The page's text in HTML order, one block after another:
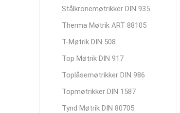
Stålkronemøtrikker DIN 935
Therma Møtrik ART 88105
T-Møtrik DIN 508
Top Møtrik DIN 917
Toplåsemøtrikker DIN 986
Topmøtrikker DIN 1587
Tynd Møtrik DIN 80705